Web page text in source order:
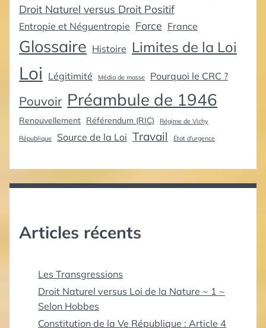
Droit Naturel versus Droit Positif
Entropie et Néguentropie Force France
Glossaire Histoire Limites de la Loi
Loi Légitimité Média de masse Pourquoi le CRC ?
Pouvoir Préambule de 1946
Renouvellement Référendum (RIC) Régime de Vichy
République Source de la Loi Travail État d'urgence
Articles récents
Les Transgressions
Droit Naturel versus Loi de la Nature ~ 1 ~
Selon Hobbes
Constitution de la Ve République : Article 4